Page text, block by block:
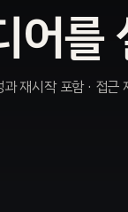
를
재시작 포함 · 접근